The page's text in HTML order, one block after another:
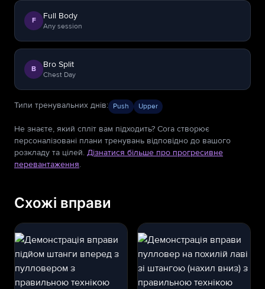
F Full Body
Any session
B Bro Split
Chest Day
Типи тренувальних днів: Push Upper
Не знаєте, який спліт вам підходить? Cora створює
персоналізовані плани тренувань відповідно до вашого
розкладу та цілей. Дізнатися більше про прогресивне
перевантаження.
Схожі вправи